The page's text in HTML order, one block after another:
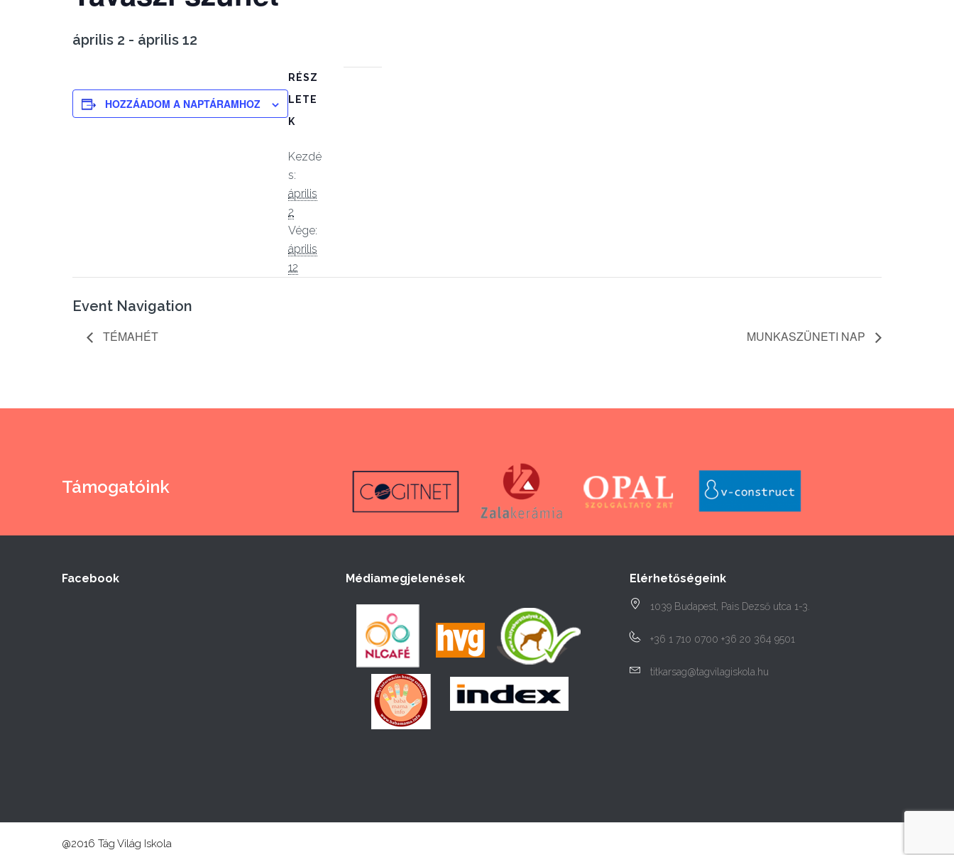
április 2 - április 12
HOZZÁADOM A NAPTÁRAMHOZ
RÉSZ
LETE
K
Kezdé
s:
április
2
Vége:
április
12
Event Navigation
TÉMAHÉT MUNKASZÜNETI NAP
Támogatóink
Facebook Médiamegjelenések Elérhetőségeink
1039 Budapest, Pais Dezső utca 1-3.
+36 1 710 0700 +36 20 364 9501
titkarsag@tagvilagiskola.hu
@2016 Tág Világ Iskola